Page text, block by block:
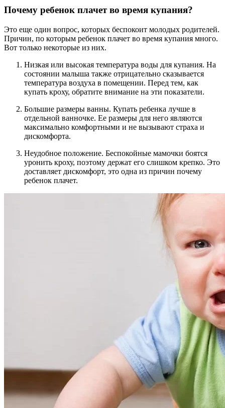
Почему ребенок плачет во время купания?
Это еще один вопрос, которых беспокоит молодых родителей.
Причин, по которым ребенок плачет во время купания много.
Вот только некоторые из них.
Низкая или высокая температура воды для купания. На
состоянии малыша также отрицательно сказывается
температура воздуха в помещении. Перед тем, как
купать кроху, обратите внимание на эти показатели.
Большие размеры ванны. Купать ребенка лучше в
отдельной ванночке. Ее размеры для него являются
максимально комфортными и не вызывают страха и
дискомфорта.
Неудобное положение. Беспокойные мамочки боятся
уронить кроху, поэтому держат его слишком крепко. Это
доставляет дискомфорт, это одна из причин почему
ребенок плачет.